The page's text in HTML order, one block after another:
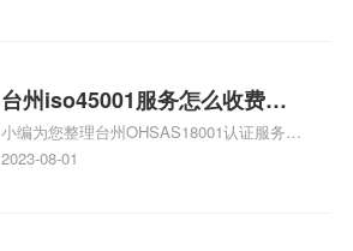
台州iso45001服务怎么收费，
台州iso45001认证服务怎么收
费
小编为您整理台州OHSAS18001认证服务中
心哪家收费便宜、台州ISO9000认证，哪个
2023-08-01